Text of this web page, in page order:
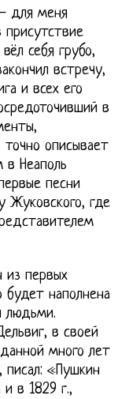
для меня
присутствие
себя грубо,
встречу,
и всех его
в
описывает
Неаполь
песни
Жуковского, где
из первых
будет наполнена
людьми.
в своей
много лет
писал: «Пушкин
и в 1829 г.,